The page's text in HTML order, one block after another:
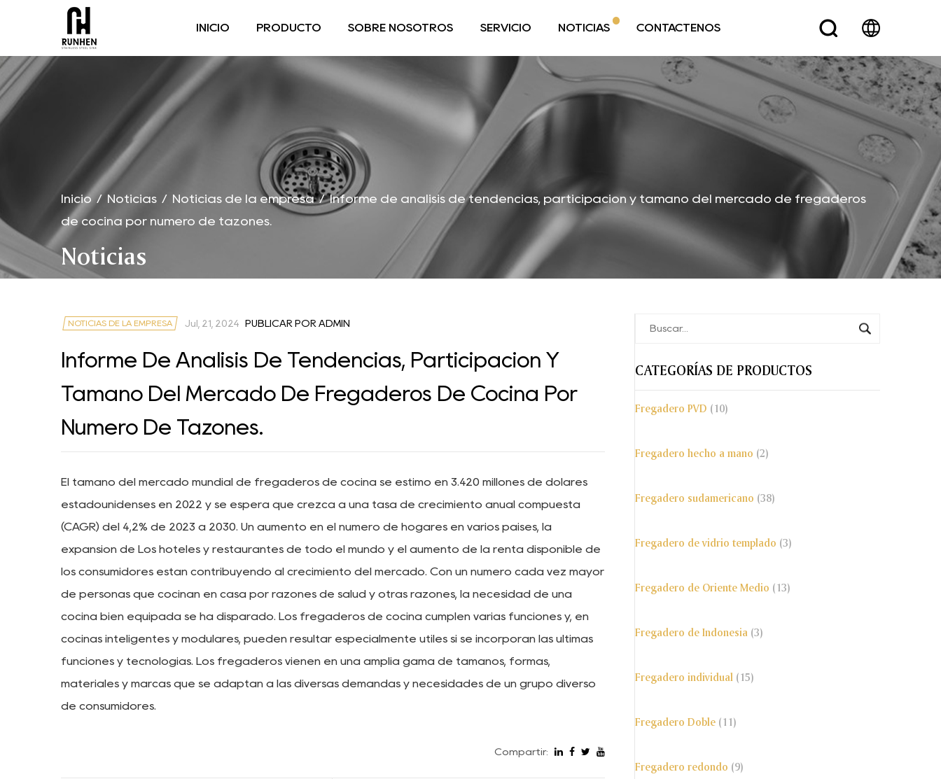
INICIO PRODUCTO SOBRE NOSOTROS SERVICIO NOTICIAS CONTÁCTENOS
Inicio / Noticias / Noticias de la empresa/Informe de análisis de tendencias, participación y tamaño del mercado de fregaderos
de cocina por número de tazones.
Noticias
CATEGORÍAS DE PRODUCTOS
Fregadero PVD (10)
Fregadero hecho a mano (2)
Fregadero sudamericano (38)
Fregadero de vidrio templado (3)
Fregadero de Oriente Medio (13)
Fregadero de Indonesia (3)
Fregadero individual (15)
Fregadero Doble (11)
Fregadero redondo (9)
NOTICIAS DE LA EMPRESA Jul, 21, 2024 PUBLICAR POR ADMIN
Informe De Análisis De Tendencias, Participación Y
Tamaño Del Mercado De Fregaderos De Cocina Por
Número De Tazones.
El tamaño del mercado mundial de fregaderos de cocina se estimó en 3.420 millones de dólares
estadounidenses en 2022 y se espera que crezca a una tasa de crecimiento anual compuesta
(CAGR) del 4,2% de 2023 a 2030. Un aumento en el número de hogares en varios países, la
expansión de Los hoteles y restaurantes de todo el mundo y el aumento de la renta disponible de
los consumidores están contribuyendo al crecimiento del mercado. Con un número cada vez mayor
de personas que cocinan en casa por razones de salud y otras razones, la necesidad de una
cocina bien equipada se ha disparado. Los fregaderos de cocina cumplen varias funciones y, en
cocinas inteligentes y modulares, pueden resultar especialmente útiles si se incorporan las últimas
funciones y tecnologías. Los fregaderos vienen en una amplia gama de tamaños, formas,
materiales y marcas que se adaptan a las diversas demandas y necesidades de un grupo diverso
de consumidores.
Compartir: